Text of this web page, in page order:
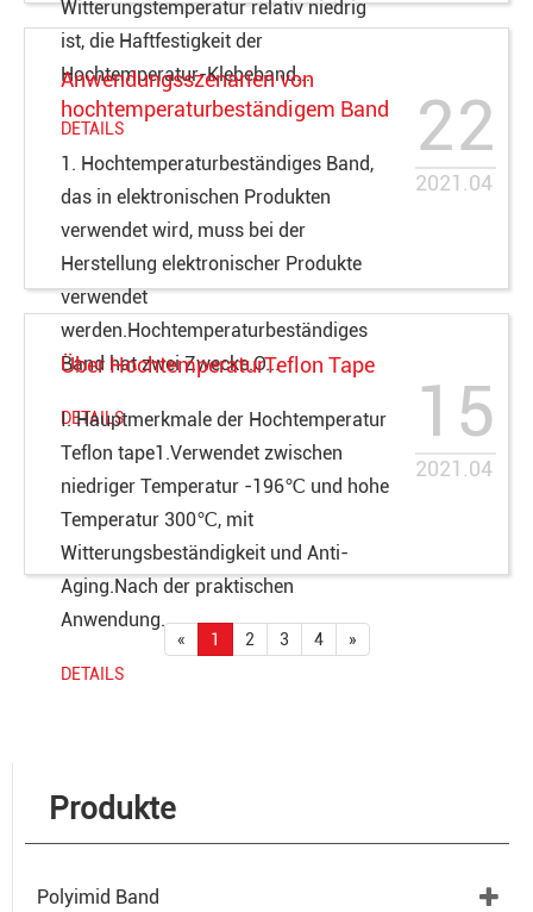
Witterungstemperatur relativ niedrig
ist, die Haftfestigkeit der
Hochtemperatur-Klebeband...
DETAILS
Anwendungsszenarien von
hochtemperaturbeständigem Band
22
2021.04
1. Hochtemperaturbeständiges Band,
das in elektronischen Produkten
verwendet wird, muss bei der
Herstellung elektronischer Produkte
verwendet
werden.Hochtemperaturbeständiges
Band hat zwei Zwecke.O...
DETAILS
Über HochtemperaturTeflon Tape
15
2021.04
Ⅰ. Hauptmerkmale der Hochtemperatur
Teflon tape1.Verwendet zwischen
niedriger Temperatur -196℃ und hohe
Temperatur 300℃, mit
Witterungsbeständigkeit und Anti-
Aging.Nach der praktischen
Anwendung...
DETAILS
« 1 2 3 4 »
Produkte
Polyimid Band